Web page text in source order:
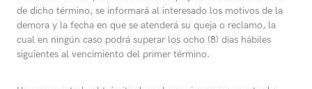
de dicho término, se informará al interesado los motivos de la
demora y la fecha en que se atenderá su queja o reclamo, la
cual en ningún caso podrá superar los ocho (8) días hábiles
siguientes al vencimiento del primer término.